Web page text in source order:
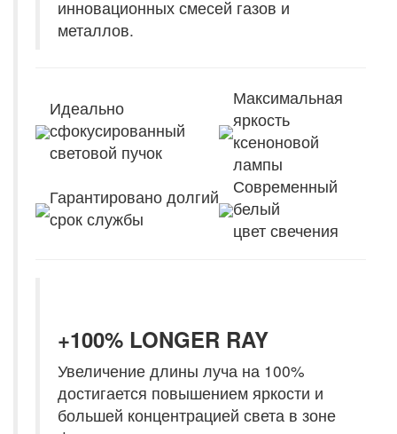
инновационных смесей газов и
металлов.
Идеально
сфокусированный
световой пучок
Максимальная
яркость
ксеноновой
лампы
Гарантировано долгий
срок службы
Современный
белый
цвет свечения
+100% LONGER RAY
Увеличение длины луча на 100%
достигается повышением яркости и
большей концентрацией света в зоне